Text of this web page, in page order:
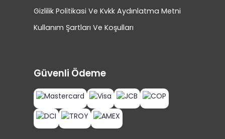
Gizlilik Politikasi Ve Kvkk Aydınlatma Metni
Kullanım Şartları Ve Koşulları
Güvenli Ödeme